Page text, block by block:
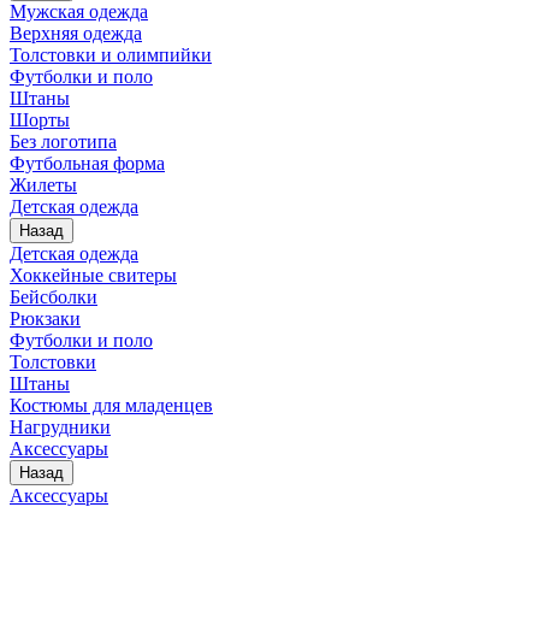
Мужская одежда
Верхняя одежда
Толстовки и олимпийки
Футболки и поло
Штаны
Шорты
Без логотипа
Футбольная форма
Жилеты
Детская одежда
Назад
Детская одежда
Хоккейные свитеры
Бейсболки
Рюкзаки
Футболки и поло
Толстовки
Штаны
Костюмы для младенцев
Нагрудники
Аксессуары
Назад
Аксессуары